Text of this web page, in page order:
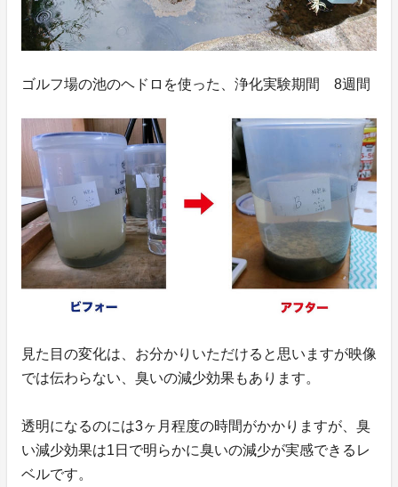
ゴルフ場の池のヘドロを使った、浄化実験期間 8週間
見た目の変化は、お分かりいただけると思いますが映像
では伝わらない、臭いの減少効果もあります。
透明になるのには3ヶ月程度の時間がかかりますが、臭
い減少効果は1日で明らかに臭いの減少が実感できるレ
ベルです。